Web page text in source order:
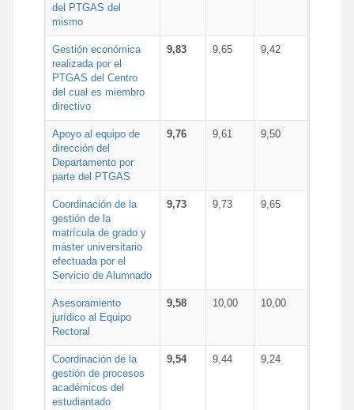
del PTGAS del
mismo
Gestión económica
realizada por el
PTGAS del Centro
del cual es miembro
directivo
9,83 9,65 9,42
Apoyo al equipo de
dirección del
Departamento por
parte del PTGAS
9,76 9,61 9,50
Coordinación de la
gestión de la
matrícula de grado y
máster universitario
efectuada por el
Servicio de Alumnado
9,73 9,73 9,65
Asesoramiento
jurídico al Equipo
Rectoral
9,58 10,00 10,00
Coordinación de la
gestión de procesos
académicos del
estudiantado
9,54 9,44 9,24